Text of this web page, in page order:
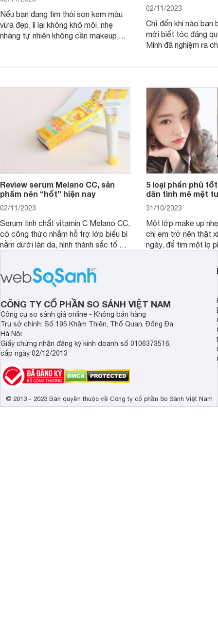
Nếu bạn đang tìm thỏi son kem màu
vừa đẹp, lì lại không khô môi, nhẹ
nhàng tự nhiên không cần makeup,
02/11/2023
Chỉ đến khi nào bạn
mới biết tóc đáng
Mình đã nghiệm ra
gội, xả, trang bị cả
mà vẫn chưa cải
Review serum Melano CC, sản
phẩm nên “hốt” hiện nay
02/11/2023
Serum tinh chất vitamin C Melano CC,
có công thức nhắm hỗ trợ lớp biểu bì
nằm dưới làn da, hình thành sắc tố da,
5 loại phấn phủ
dân tình mê mệt
31/10/2023
Một lớp make up
chị em trở nên thật
ngày, để tìm một lọ
ngày dài cần đọc
CÔNG TY CỔ PHẦN SO SÁNH VIỆT NAM
Công cụ so sánh giá online - Không bán hàng
Trụ sở chính: Số 195 Khâm Thiên, Thổ Quan, Đống Đa,
Hà Nội
Giấy chứng nhận đăng ký kinh doanh số 0106373516,
cấp ngày 02/12/2013
© 2013 - 2023 Bản quyền thuộc về Công ty cổ phần So Sánh Việt Nam